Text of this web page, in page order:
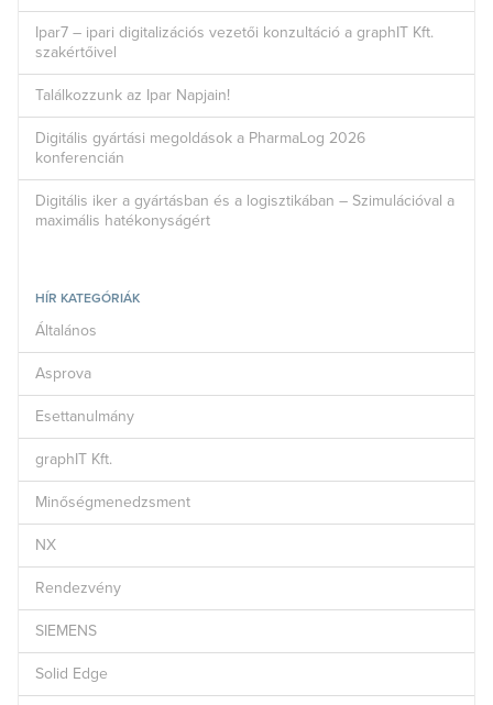
Ipar7 – ipari digitalizációs vezetői konzultáció a graphIT Kft.
szakértőivel
Találkozzunk az Ipar Napjain!
Digitális gyártási megoldások a PharmaLog 2026
konferencián
Digitális iker a gyártásban és a logisztikában – Szimulációval a
maximális hatékonyságért
HÍR KATEGÓRIÁK
Általános
Asprova
Esettanulmány
graphIT Kft.
Minőségmenedzsment
NX
Rendezvény
SIEMENS
Solid Edge